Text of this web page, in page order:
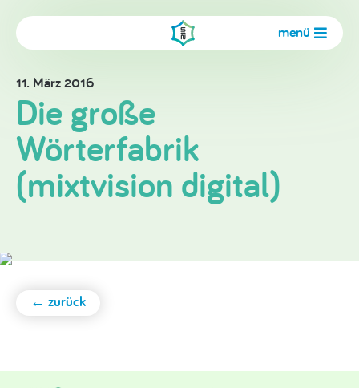
menü
11. März 2016
Die große
Wörterfabrik
(mixtvision digital)
← zurück